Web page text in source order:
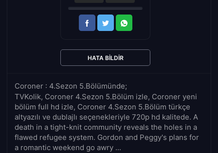
Coroner : 4.Sezon 5.Bölümünde;
TVKolik, Coroner 4.Sezon 5.Bölüm izle, Coroner yeni
bölüm full hd izle, Coroner 4.Sezon 5.Bölüm türkçe
altyazılı ve dublajlı seçenekleriyle 720p hd kalitede. A
death in a tight-knit community reveals the holes in a
flawed refugee system. Gordon and Peggy's plans for
a romantic weekend go awry ...
HATA BILDIR